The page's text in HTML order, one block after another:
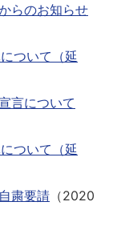
らのお知らせ
ついて（延
言について
ついて（延
粛要請 （2020